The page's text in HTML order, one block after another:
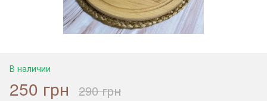
В наличии
250 грн 290 грн